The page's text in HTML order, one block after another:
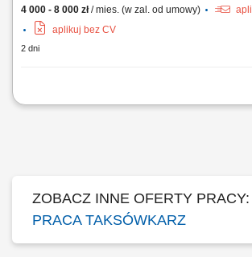
4 000 - 8 000 zł/ mies. (w zal. od umowy)
aplikuj bez CV
2 dni
Opis stanowiska: sprawdzanie stanu technicznego
ZOBACZ INNE OFERTY PRACY:
PRACA TAKSÓWKARZ